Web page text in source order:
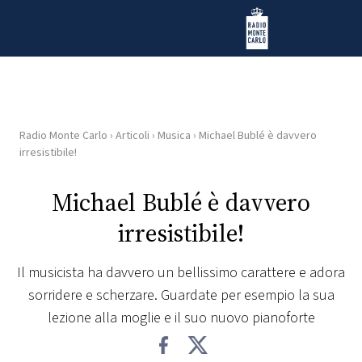
Radio Monte Carlo
HOME
RADIO
PLAYLIST
Radio Monte Carlo › Articoli › Musica › Michael Bublé è davvero
irresistibile!
Michael Bublé è davvero
irresistibile!
Il musicista ha davvero un bellissimo carattere e adora
sorridere e scherzare. Guardate per esempio la sua
lezione alla moglie e il suo nuovo pianoforte